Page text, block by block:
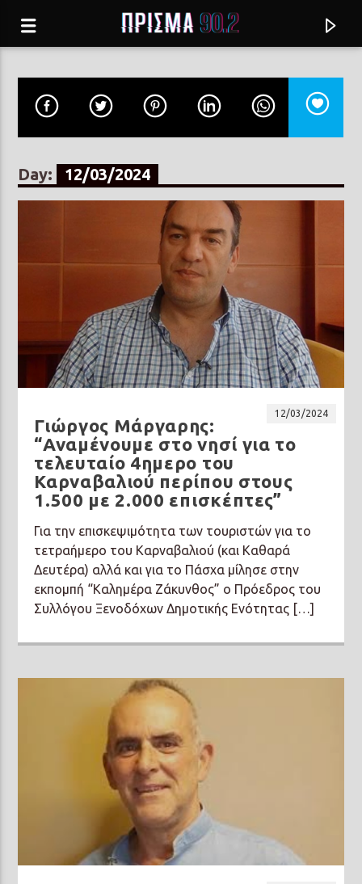
ΕΧΕΙ ΤΕΛΕΙΩΣΕΙ
ΝΙΚΟΣ ΒΕΡΤΗΣ
Prisma Radio 90,2
Day: 12/03/2024
12/03/2024
Γιώργος Μάργαρης:
“Αναμένουμε στο νησί για το
τελευταίο 4ημερο του
Καρναβαλιού περίπου στους
1.500 με 2.000 επισκέπτες”
Για την επισκεψιμότητα των τουριστών για το
τετραήμερο του Καρναβαλιού (και Καθαρά
Δευτέρα) αλλά και για το Πάσχα μίλησε στην
εκπομπή “Καλημέρα Ζάκυνθος” ο Πρόεδρος του
Συλλόγου Ξενοδόχων Δημοτικής Ενότητας […]